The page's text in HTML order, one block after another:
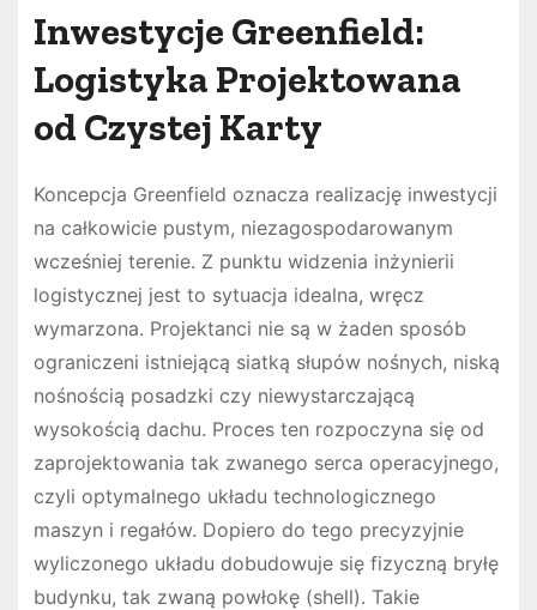
Inwestycje Greenfield:
Logistyka Projektowana
od Czystej Karty
Koncepcja Greenfield oznacza realizację inwestycji
na całkowicie pustym, niezagospodarowanym
wcześniej terenie. Z punktu widzenia inżynierii
logistycznej jest to sytuacja idealna, wręcz
wymarzona. Projektanci nie są w żaden sposób
ograniczeni istniejącą siatką słupów nośnych, niską
nośnością posadzki czy niewystarczającą
wysokością dachu. Proces ten rozpoczyna się od
zaprojektowania tak zwanego serca operacyjnego,
czyli optymalnego układu technologicznego
maszyn i regałów. Dopiero do tego precyzyjnie
wyliczonego układu dobudowuje się fizyczną bryłę
budynku, tak zwaną powłokę (shell). Takie